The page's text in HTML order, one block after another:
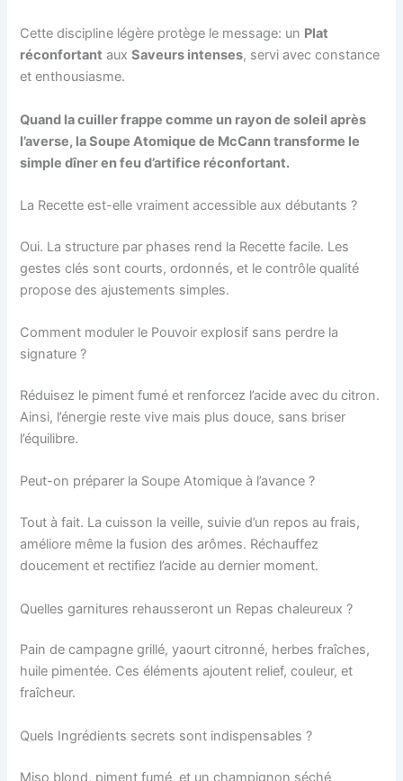
Cette discipline légère protège le message: un Plat
réconfortant auxSaveurs intenses, servi avec constance
et enthousiasme.
Quand la cuiller frappe comme un rayon de soleil après
l’averse, la Soupe Atomique de McCann transforme le
simple dîner en feu d’artifice réconfortant.
La Recette est-elle vraiment accessible aux débutants ?
Oui. La structure par phases rend la Recette facile. Les
gestes clés sont courts, ordonnés, et le contrôle qualité
propose des ajustements simples.
Comment moduler le Pouvoir explosif sans perdre la
signature ?
Réduisez le piment fumé et renforcez l’acide avec du citron.
Ainsi, l’énergie reste vive mais plus douce, sans briser
l’équilibre.
Peut-on préparer la Soupe Atomique à l’avance ?
Tout à fait. La cuisson la veille, suivie d’un repos au frais,
améliore même la fusion des arômes. Réchauffez
doucement et rectifiez l’acide au dernier moment.
Quelles garnitures rehausseront un Repas chaleureux ?
Pain de campagne grillé, yaourt citronné, herbes fraîches,
huile pimentée. Ces éléments ajoutent relief, couleur, et
fraîcheur.
Quels Ingrédients secrets sont indispensables ?
Miso blond, piment fumé, et un champignon séché